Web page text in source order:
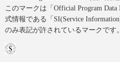
このマークは「Official Program
式情報である「SI(Service
のみ表記が許されているマークです。